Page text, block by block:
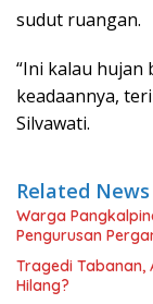
sudut ruangan.
“Ini kalau hujan
keadaannya,
Silvawati.
Related News
Warga
Pengurusan
Tragedi Tabanan,
Hilang?